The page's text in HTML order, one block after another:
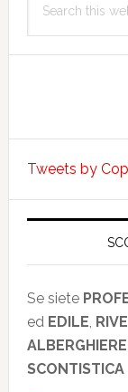
this
Tweets by
Se siete
ed EDILE,
ALBERGHIERE
SCONTISTICA